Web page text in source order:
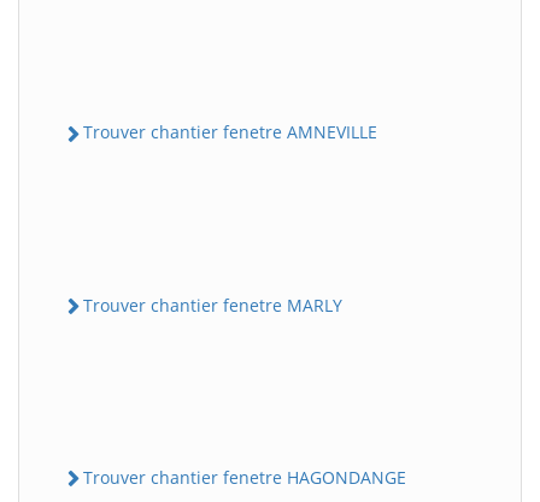
Trouver chantier fenetre AMNEVILLE
Trouver chantier fenetre MARLY
Trouver chantier fenetre HAGONDANGE